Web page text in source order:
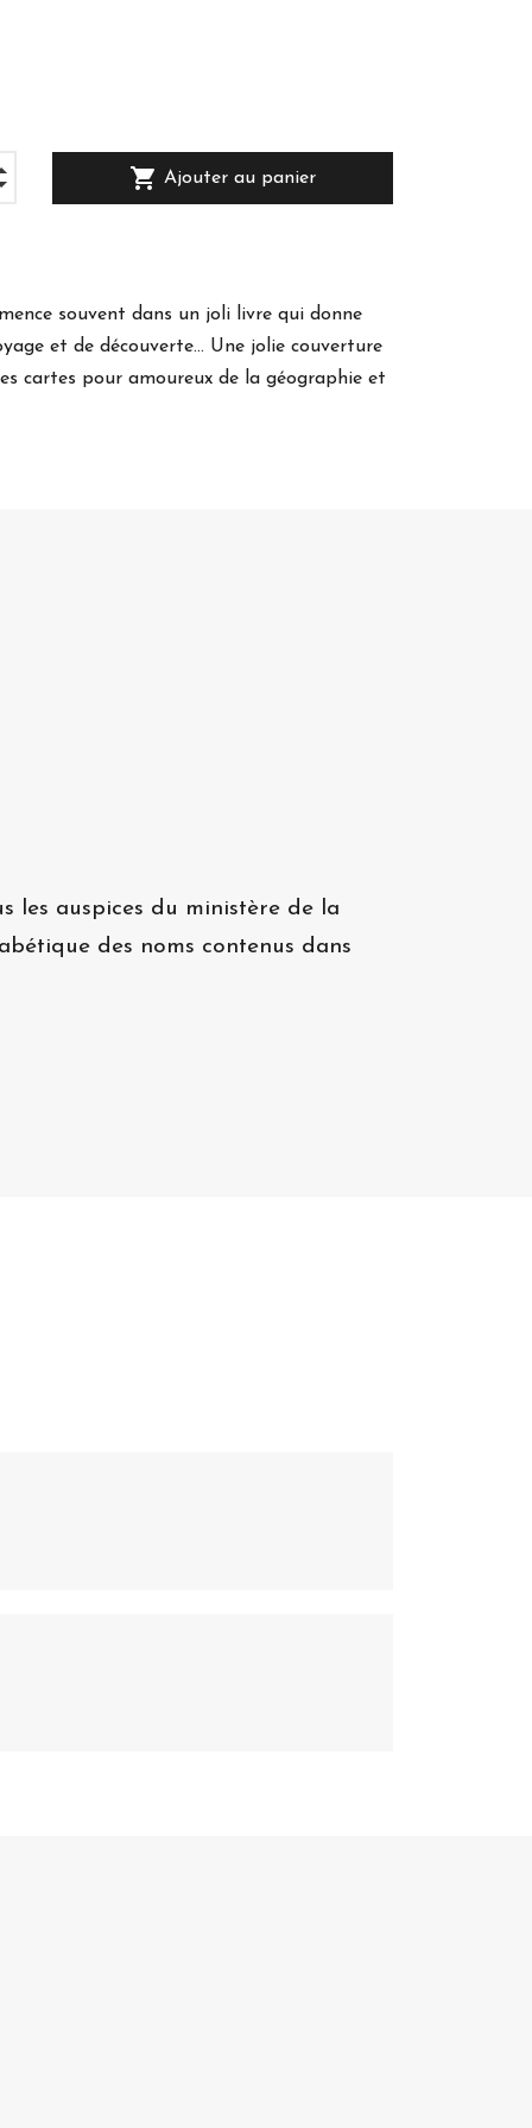
shopping_cart Ajouter au panier
souvent dans un joli livre qui donne
et de découverte… Une jolie couverture
cartes pour amoureux de la géographie et
les auspices du ministère de la
des noms contenus dans